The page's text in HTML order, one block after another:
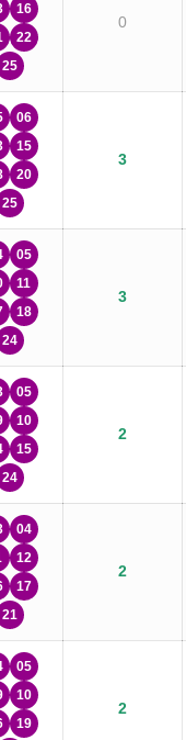
16
22
25
0
06
15
20
25
3
05
11
18
24
3
05
10
15
24
2
04
12
17
21
2
05
10
19
2